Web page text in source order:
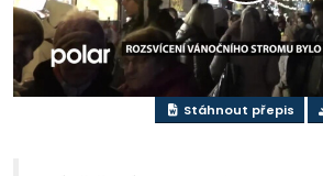
Stáhnout přepis